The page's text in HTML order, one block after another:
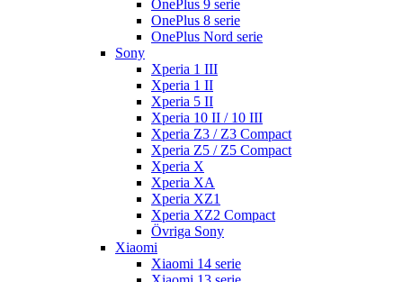
OnePlus 9 serie
OnePlus 8 serie
OnePlus Nord serie
Sony
Xperia 1 III
Xperia 1 II
Xperia 5 II
Xperia 10 II / 10 III
Xperia Z3 / Z3 Compact
Xperia Z5 / Z5 Compact
Xperia X
Xperia XA
Xperia XZ1
Xperia XZ2 Compact
Övriga Sony
Xiaomi
Xiaomi 14 serie